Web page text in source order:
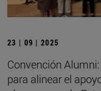
23 | 09 | 2025
Convención
para alinear el